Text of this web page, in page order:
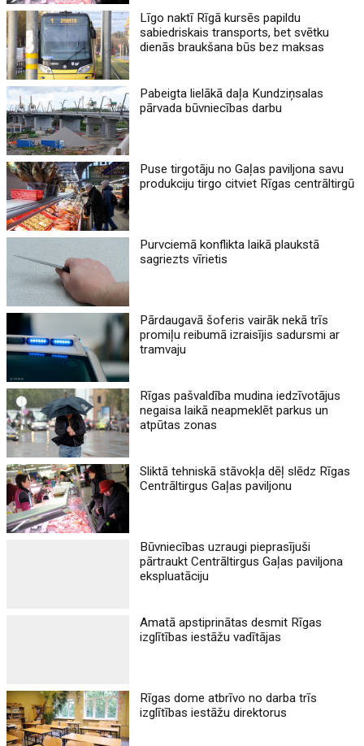
Līgo naktī Rīgā kursēs papildu
sabiedriskais transports, bet svētku
dienās braukšana būs bez maksas
Pabeigta lielākā daļa Kundziņsalas
pārvada būvniecības darbu
Puse tirgotāju no Gaļas paviljona savu
produkciju tirgo citviet Rīgas centrāltirgū
Purvciemā konflikta laikā plaukstā
sagriezts vīrietis
Pārdaugavā šoferis vairāk nekā trīs
promiļu reibumā izraisījis sadursmi ar
tramvaju
Rīgas pašvaldība mudina iedzīvotājus
negaisa laikā neapmeklēt parkus un
atpūtas zonas
Sliktā tehniskā stāvokļa dēļ slēdz Rīgas
Centrāltirgus Gaļas paviljonu
Būvniecības uzraugi pieprasījuši
pārtraukt Centrāltirgus Gaļas paviljona
ekspluatāciju
Amatā apstiprinātas desmit Rīgas
izglītības iestāžu vadītājas
Rīgas dome atbrīvo no darba trīs
izglītības iestāžu direktorus